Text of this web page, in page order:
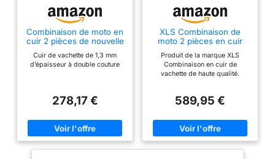
Combinaison de moto en
cuir 2 pièces de nouvelle
(Noir & Rouge, XL)
Cuir de vachette de 1,3 mm
d’épaisseur à double couture
278,17 €
XLS Combinaison de
moto 2 pièces en cuir
Produit de la marque XLS
Combinaison en cuir de
vachette de haute qualité.
genoux Coupe idéale. Produit
589,95 €